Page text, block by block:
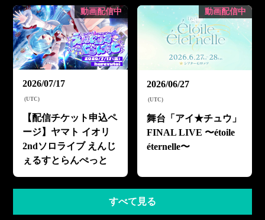
動画配信中
2026/07/17
(UTC)
【配信チケット申込ペ
ージ】ヤマト イオリ
2ndソロライブ えんじ
ぇるすとらんぺっと
動画配信中
2026/06/27
(UTC)
舞台「アイ★チュウ」
FINAL LIVE 〜étoile
éternelle〜
すべて見る